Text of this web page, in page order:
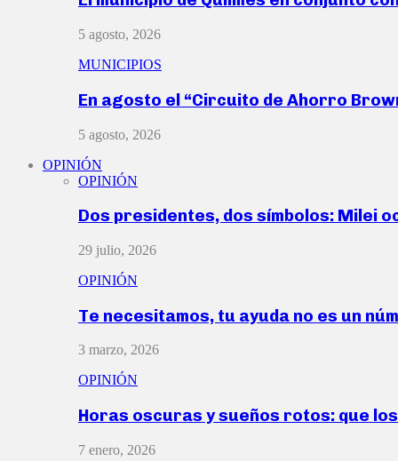
5 agosto, 2026
MUNICIPIOS
En agosto el “Circuito de Ahorro
5 agosto, 2026
OPINIÓN
OPINIÓN
Dos presidentes, dos símbolos: Milei
29 julio, 2026
OPINIÓN
Te necesitamos, tu ayuda no es un
3 marzo, 2026
OPINIÓN
Horas oscuras y sueños rotos: que
7 enero, 2026